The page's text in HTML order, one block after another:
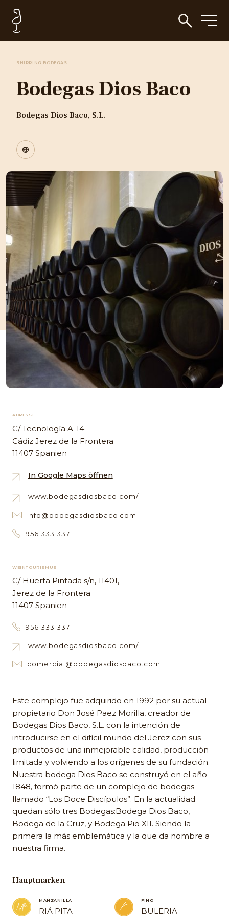
SHIPPING BODEGAS
Bodegas Dios Baco
Bodegas Dios Baco, S.L.
ADRESSE
C/ Tecnología A-14
Cádiz Jerez de la Frontera
11407 Spanien
In Google Maps öffnen
www.bodegasdiosbaco.com/
info@bodegasdiosbaco.com
956 333 337
WEINTOURISMUS
C/ Huerta Pintada s/n, 11401,
Jerez de la Frontera
11407 Spanien
956 333 337
www.bodegasdiosbaco.com/
comercial@bodegasdiosbaco.com
Este complejo fue adquirido en 1992 por su actual
propietario Don José Paez Morilla, creador de
Bodegas Dios Baco, S.L. con la intención de
introducirse en el difícil mundo del Jerez con sus
productos de una inmejorable calidad, producción
limitada y volviendo a los orígenes de su fundación.
Nuestra bodega Dios Baco se construyó en el año
1848, formó parte de un complejo de bodegas
llamado “Los Doce Discípulos”. En la actualidad
quedan sólo tres Bodegas:Bodega Dios Baco,
Bodega de la Cruz, y Bodega Pio XII. Siendo la
primera la más emblemática y la que da nombre a
nuestra firma.
Hauptmarken
MANZANILLA
RIÁ PITA
FINO
BULERIA